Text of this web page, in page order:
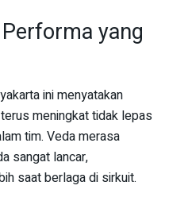
yang
ini menyatakan
meningkat tidak lepas
tim. Veda merasa
sangat lancar,
saat berlaga di sirkuit.